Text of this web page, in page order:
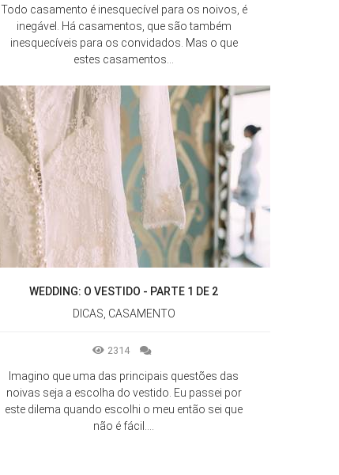
Todo casamento é inesquecível para os noivos, é
inegável. Há casamentos, que são também
inesquecíveis para os convidados. Mas o que
estes casamentos...
WEDDING: O VESTIDO - PARTE 1 DE 2
DICAS, CASAMENTO
2314
Imagino que uma das principais questões das
noivas seja a escolha do vestido. Eu passei por
este dilema quando escolhi o meu então sei que
não é fácil....